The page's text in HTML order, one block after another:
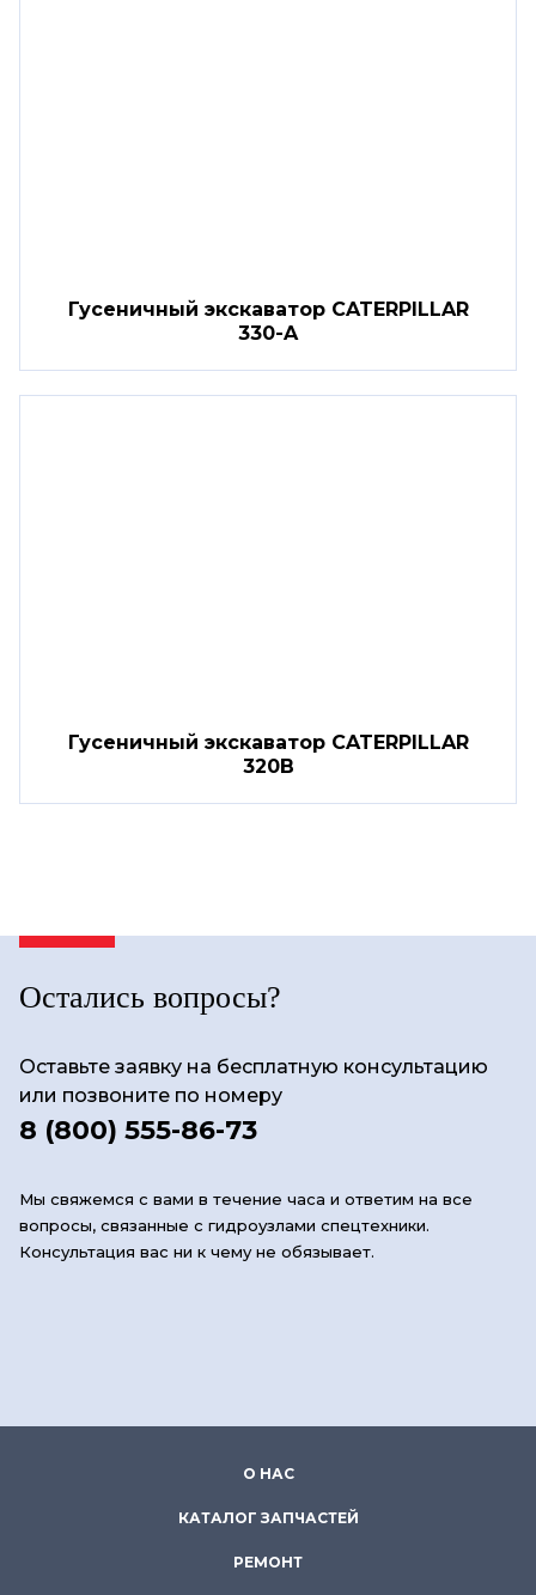
Гусеничный экскаватор CATERPILLAR
330-A
Гусеничный экскаватор CATERPILLAR
320B
Остались вопросы?
Оставьте заявку на бесплатную консультацию
или позвоните по номеру
8 (800) 555-86-73
Мы свяжемся с вами в течение часа и ответим на все
вопросы, связанные с гидроузлами спецтехники.
Консультация вас ни к чему не обязывает.
О НАС
КАТАЛОГ ЗАПЧАСТЕЙ
РЕМОНТ